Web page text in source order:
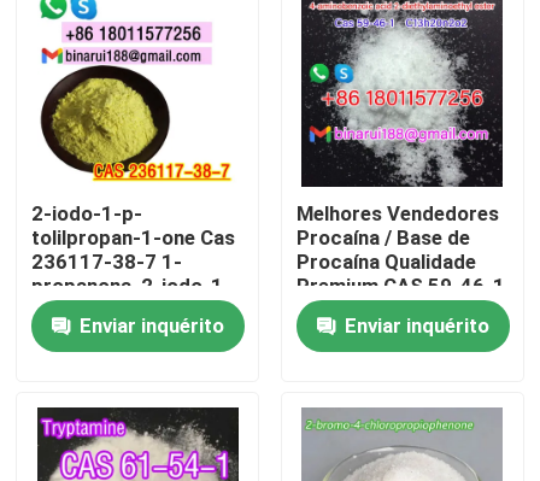
Para casa
Vídeos
2-iodo-1-p-
tolilpropan-1-one Cas
236117-38-7 1-
propanona, 2-iodo-1-
((4-metilfenil) -
Enviar inquérito
Melhores Vendedores
Procaína / Base de
Procaína Qualidade
Premium CAS 59-46-1
Enviar inquérito